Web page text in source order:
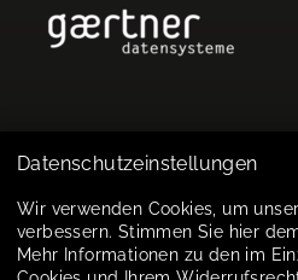
Datenschutzeinstellungen
Wir verwenden Cookies, um
verbessern. Stimmen Sie hier
Mehr Informationen zu den im